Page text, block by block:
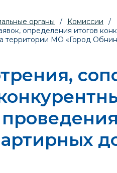
органы / Комиссии
/
определения итогов
территории МО «Город